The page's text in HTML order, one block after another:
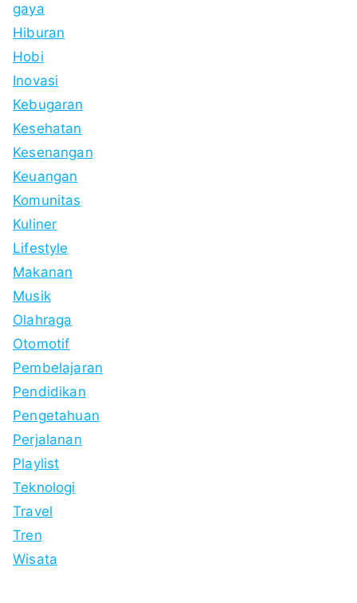
gaya
Hiburan
Hobi
Inovasi
Kebugaran
Kesehatan
Kesenangan
Keuangan
Komunitas
Kuliner
Lifestyle
Makanan
Musik
Olahraga
Otomotif
Pembelajaran
Pendidikan
Pengetahuan
Perjalanan
Playlist
Teknologi
Travel
Tren
Wisata